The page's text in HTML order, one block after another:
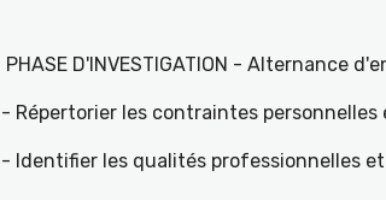
PHASE D'INVESTIGATION - Alternance
- Répertorier les contraintes
- Identifier les qualités professionnelles